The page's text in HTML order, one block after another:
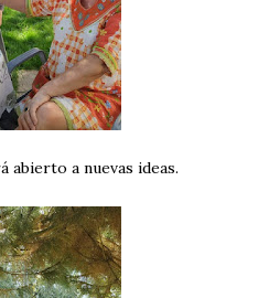
abierto a nuevas ideas.